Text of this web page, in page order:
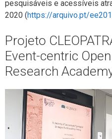
pesquisáveis ​​e acessíveis
2020 (https://arquivo.pt/
Projeto
Event-centric
Research